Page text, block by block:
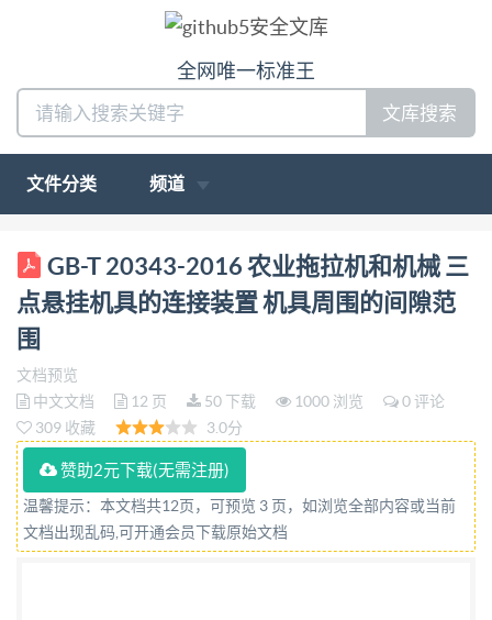
全网唯一标准王
文库搜索
文件分类 频道
ICS65.060.01 B 90 GB 中华人民共和国国家标准
GB/T20343—2016/IS02332:2009 代替GB/T20343—
2006 农业拖拉机和机械 ，三点悬挂机具的 连接装置
机具周围的间隙范围 Agricultural tractors and
machineryConnection of implements via three-point
linkageClearance zone around implement (ISO
2332:2009,IDT) 2016-02-24发布 2016-09-01实施 中
华人民共和国国家质量监督检验检疫总局 发布 中国
国家标准化管理委员会
GB-T 20343-2016 农业拖拉机和机械 三
点悬挂机具的连接装置 机具周围的间隙范
围
文档预览
中文文档
12 页 50 下载 1000 浏览
0 评论
309 收藏
3.0分
赞助2元下载(无需注册)
温馨提示：本文档共12页，可预览 3 页，如浏览全部内容或当前
文档出现乱码,可开通会员下载原始文档